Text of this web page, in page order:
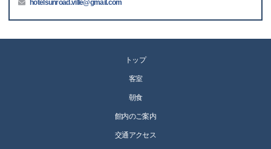
hotelsunroad.ville@gmail.com
トップ
客室
朝食
館内のご案内
交通アクセス